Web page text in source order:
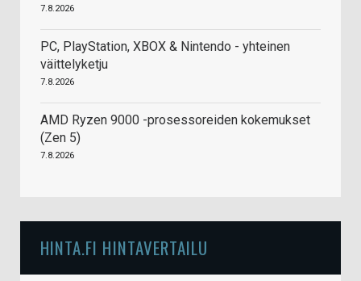
7.8.2026
PC, PlayStation, XBOX & Nintendo - yhteinen
väittelyketju
7.8.2026
AMD Ryzen 9000 -prosessoreiden kokemukset
(Zen 5)
7.8.2026
HINTA.FI HINTAVERTAILU